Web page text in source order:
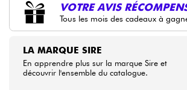
VOTRE AVIS
Tous les mois des cadeaux à
LA MARQUE SIRE
En apprendre plus sur la marque Sire et
découvrir l'ensemble du catalogue.